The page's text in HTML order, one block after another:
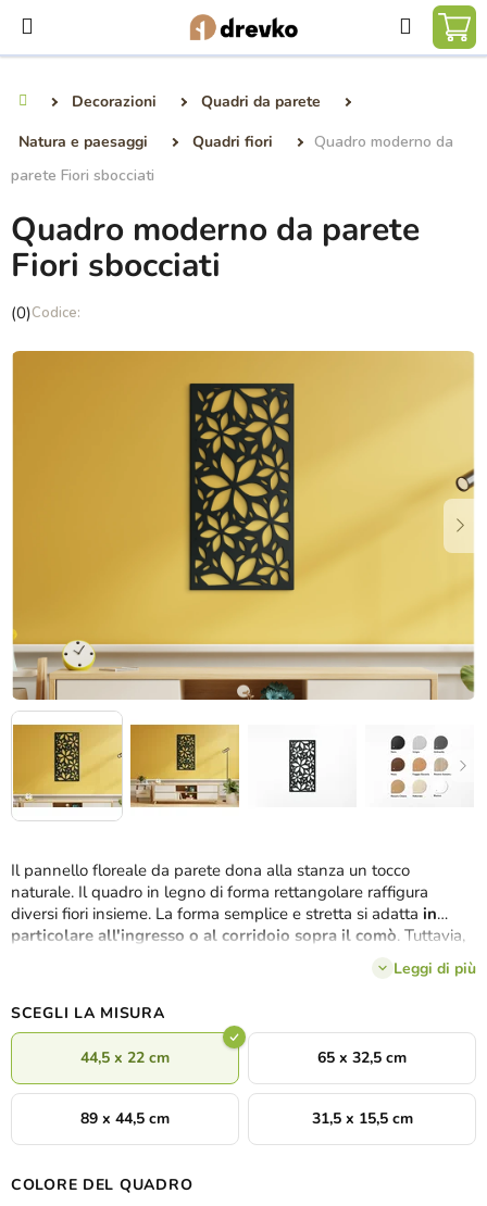
contenuto
Ricerca
Decorazioni
Quadri da parete
Natura e paesaggi
Quadri fiori
Quadro moderno da
parete Fiori sbocciati
Il pannello floreale da parete dona alla stanza un tocco
naturale. Il quadro in legno di forma rettangolare raffigura
diversi fiori insieme. La forma semplice e stretta si adatta in
particolare all'ingresso o al corridoio sopra il comò. Tuttavia,
Leggi di più
SCEGLI LA MISURA
44,5 x 22 cm 65 x 32,5 cm
89 x 44,5 cm 31,5 x 15,5 cm
COLORE DEL QUADRO
Quadro moderno da parete
Fiori sbocciati
La
media
(0)